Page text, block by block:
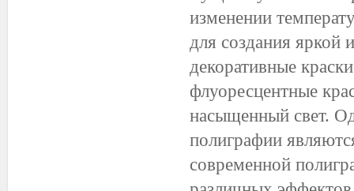
изменении
для создания яркой
декоративные
флуоресцентные
насыщенный свет.
полиграфии
современной